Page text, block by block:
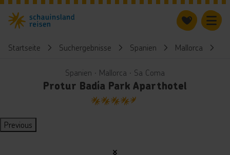
Startseite Suchergebnisse Spanien Mallorca
Spanien ∙ Mallorca ∙ Sa Coma
Protur Badía Park Aparthotel
4.5
Previous